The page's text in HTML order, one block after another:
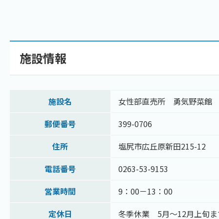
施設情報
施設名
女性部直売所 勇気野菜館
郵便番号
399-0706
住所
塩尻市広丘原新田215-12
電話番号
0263-53-9153
営業時間
9：00－13：00
定休日
冬季休業 5月～12月上旬ま